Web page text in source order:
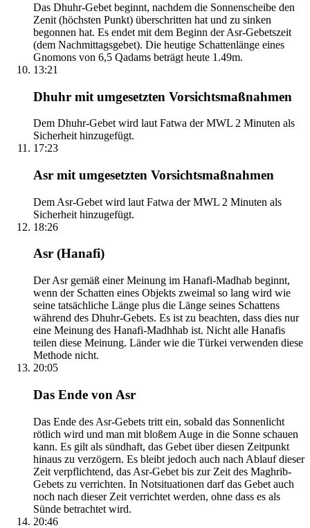
Das Dhuhr-Gebet beginnt, nachdem die Sonnenscheibe den
Zenit (höchsten Punkt) überschritten hat und zu sinken
begonnen hat. Es endet mit dem Beginn der Asr-Gebetszeit
(dem Nachmittagsgebet). Die heutige Schattenlänge eines
Gnomons von 6,5 Qadams beträgt heute 1.49m.
13:21
Dhuhr mit umgesetzten Vorsichtsmaßnahmen
Dem Dhuhr-Gebet wird laut Fatwa der MWL 2 Minuten als
Sicherheit hinzugefügt.
17:23
Asr mit umgesetzten Vorsichtsmaßnahmen
Dem Asr-Gebet wird laut Fatwa der MWL 2 Minuten als
Sicherheit hinzugefügt.
18:26
Asr (Hanafi)
Der Asr gemäß einer Meinung im Hanafi-Madhab beginnt,
wenn der Schatten eines Objekts zweimal so lang wird wie
seine tatsächliche Länge plus die Länge seines Schattens
während des Dhuhr-Gebets. Es ist zu beachten, dass dies nur
eine Meinung des Hanafi-Madhhab ist. Nicht alle Hanafis
teilen diese Meinung. Länder wie die Türkei verwenden diese
Methode nicht.
20:05
Das Ende von Asr
Das Ende des Asr-Gebets tritt ein, sobald das Sonnenlicht
rötlich wird und man mit bloßem Auge in die Sonne schauen
kann. Es gilt als sündhaft, das Gebet über diesen Zeitpunkt
hinaus zu verzögern. Es bleibt jedoch auch nach Ablauf dieser
Zeit verpflichtend, das Asr-Gebet bis zur Zeit des Maghrib-
Gebets zu verrichten. In Notsituationen darf das Gebet auch
noch nach dieser Zeit verrichtet werden, ohne dass es als
Sünde betrachtet wird.
20:46